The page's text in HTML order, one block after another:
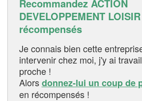
Recommandez ACTION
DEVELOPPEMENT
récompensés
Je connais bien cette
intervenir chez moi, j'y ai
proche !
Alorsdonnez-lui un coup de
en récompensés !